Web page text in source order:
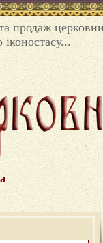
продаж
іконостасу...